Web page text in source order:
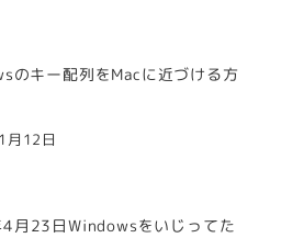
のキー配列をMacに近づける方
月12日
月23日Windowsをいじってた